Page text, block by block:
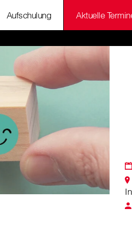
Aufschulung Aktuelle